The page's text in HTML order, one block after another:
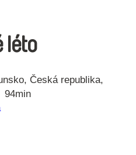
léto
Česká republika
94min